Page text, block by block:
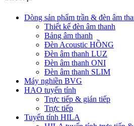
Dòng sản phẩm trần & đèn âm
Thiết kế đèn âm thanh
Bảng âm thanh
Đèn Acoustic HỒNG
Đèn âm thanh LUZ
Đèn âm thanh ONI
Đèn âm thanh SLIM
Máy nghiền BVG
HAO tuyến tính
Trực tiếp & gián tiếp
Trực tiếp
Tuyến tính HILA